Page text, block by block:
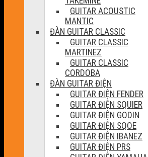
GUITAR ACOUSTIC
MANTIC
ĐÀN GUITAR CLASSIC
GUITAR CLASSIC
MARTINEZ
GUITAR CLASSIC
CORDOBA
ĐÀN GUITAR ĐIỆN
GUITAR ĐIỆN FENDER
GUITAR ĐIỆN SQUIER
GUITAR ĐIỆN GODIN
GUITAR ĐIỆN SQOE
GUITAR ĐIỆN IBANEZ
GUITAR ĐIỆN PRS